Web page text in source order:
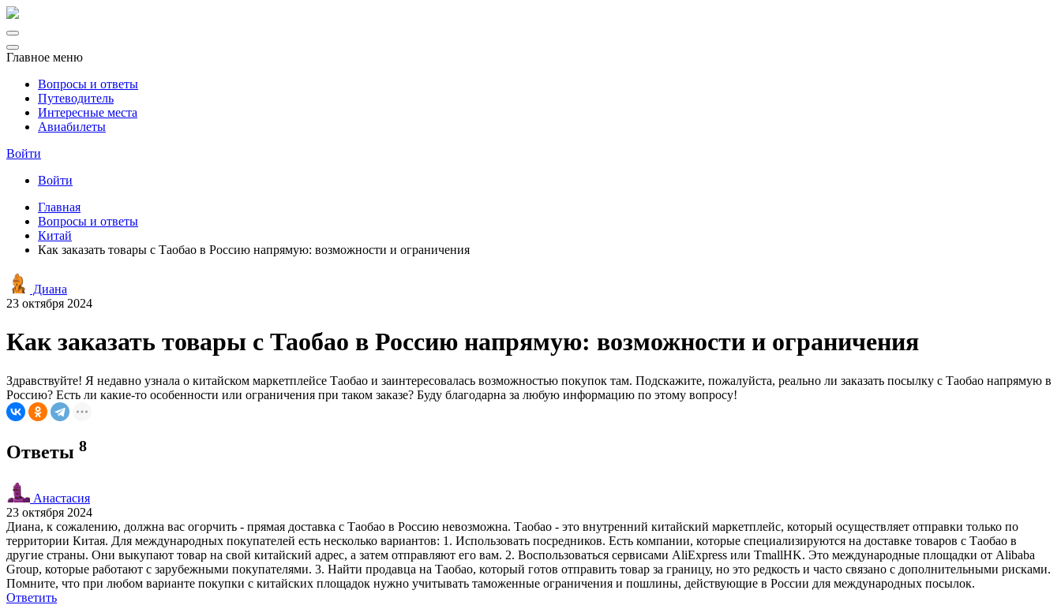
Главное меню
Вопросы и ответы
Путеводитель
Интересные места
Авиабилеты
Войти
Войти
Главная
Вопросы и ответы
Китай
Как заказать товары с Таобао в Россию напрямую: возможности и ограничения
Диана
23 октября 2024
Как заказать товары с Таобао в Россию напрямую: возможности и ограничения
Здравствуйте! Я недавно узнала о китайском маркетплейсе Таобао и заинтересовалась возможностью покупок там. Подскажите, пожалуйста, реально ли заказать посылку с Таобао напрямую в
Россию? Есть ли какие-то особенности или ограничения при таком заказе? Буду благодарна за любую информацию по этому вопросу!
Ответы 8
Анастасия
23 октября 2024
Диана, к сожалению, должна вас огорчить - прямая доставка с Таобао в Россию невозможна. Таобао - это внутренний китайский маркетплейс, который осуществляет отправки только по
территории Китая. Для международных покупателей есть несколько вариантов: 1. Использовать посредников. Есть компании, которые специализируются на доставке товаров с Таобао в
другие страны. Они выкупают товар на свой китайский адрес, а затем отправляют его вам. 2. Воспользоваться сервисами AliExpress или TmallHK. Это международные площадки от Alibaba
Group, которые работают с зарубежными покупателями. 3. Найти продавца на Таобао, который готов отправить товар за границу, но это редкость и часто связано с дополнительными рисками.
Помните, что при любом варианте покупки с китайских площадок нужно учитывать таможенные ограничения и пошлины, действующие в России для международных посылок.
Ответить